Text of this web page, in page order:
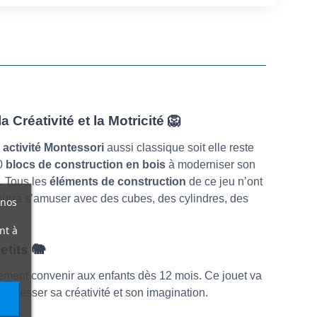
à
Créativité et la Motricité 🦁
activité Montessoriaussi classique soit elle reste
blocs de construction en bois à moderniser son
Tous les éléments de construction de ce jeu n’ont
s’amuser avec des cubes, des cylindres, des
🐘
convenir aux enfants dès 12 mois. Ce jouet va
sa créativité et son imagination.